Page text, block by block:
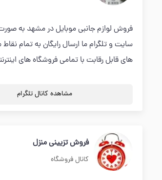
فروش لوازم جانبی موبایل در مشهد به صورت
سایت و تلگرام ما ارسال رایگان به تمام
های قابل رقابت با تمامی فروشگاه های
مشاهده کانال تلگرام
فروش تزیینی منزل
کانال فروشگاه